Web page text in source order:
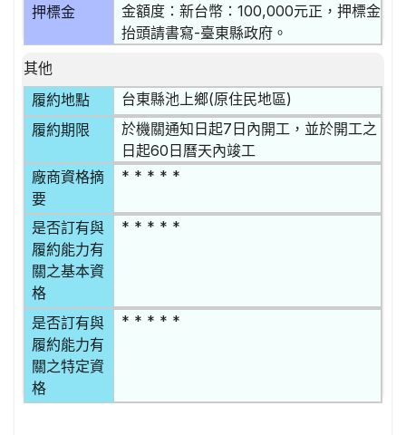
押標金
金額度：新台幣：100,000元正，押標金
抬頭請書寫-臺東縣政府。
其他
履約地點
台東縣池上鄉(原住民地區)
履約期限
於機關通知日起7日內開工，並於開工之
日起60日曆天內竣工
廠商資格摘
要
* * * * *
是否訂有與
履約能力有
關之基本資
格
* * * * *
是否訂有與
履約能力有
關之特定資
格
* * * * *